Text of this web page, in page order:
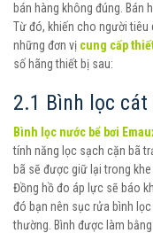
bán hàng không đúng. Bán
Từ đó, khiến cho người tiêu
những đơn vị cung cấp
số hãng thiết bị sau:
2.1 Bình lọc cát
Bình lọc nước bể bơi
tính năng lọc sạch cặn bã
bã sẽ được giữ lại trong
Đồng hồ đo áp lực sẽ báo
đó bạn nên sục rửa bình
thường. Bình được làm